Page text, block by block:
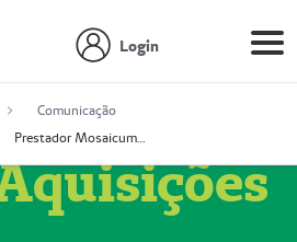
Login
Comunicação
Prestador Mosaicum Espaço Clínico Eireli (51004355-5)